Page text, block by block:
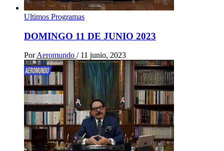
Ultimos Programas
DOMINGO 11 DE JUNIO 2023
PorAeromundo / 11 junio, 2023